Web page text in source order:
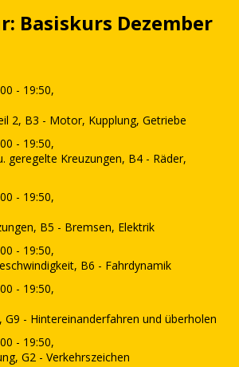
Basiskurs Dezember
- 19:50,
2, B3 - Motor, Kupplung, Getriebe
- 19:50,
geregelte Kreuzungen, B4 - Räder,
- 19:50,
B5 - Bremsen, Elektrik
- 19:50,
B6 - Fahrdynamik
- 19:50,
G9 - Hintereinanderfahren und überholen
- 19:50,
G2 - Verkehrszeichen